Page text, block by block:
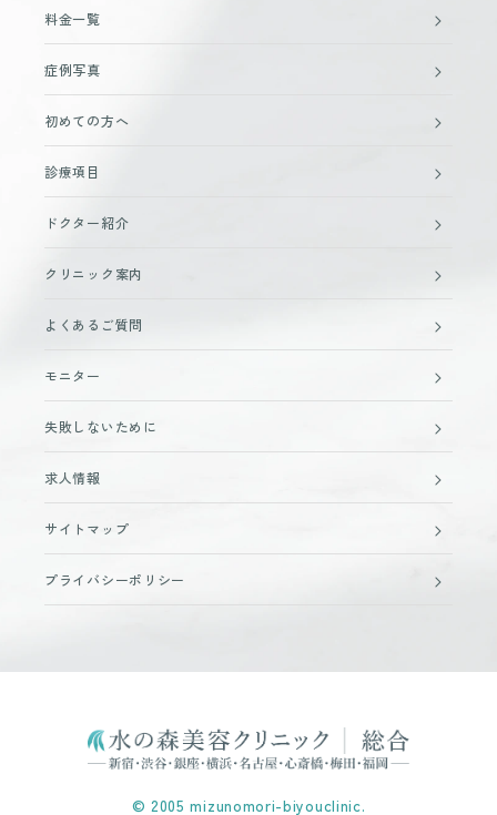
料金一覧
症例写真
初めての方へ
診療項目
ドクター紹介
クリニック案内
よくあるご質問
モニター
失敗しないために
求人情報
サイトマップ
プライバシーポリシー
© 2005 mizunomori-biyouclinic.